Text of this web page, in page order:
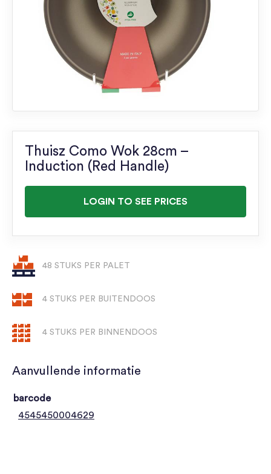
Thuisz Como Wok 28cm –
Induction (Red Handle)
LOGIN TO SEE PRICES
48 STUKS PER PALET
4 STUKS PER BUITENDOOS
4 STUKS PER BINNENDOOS
Aanvullende informatie
barcode
4545450004629